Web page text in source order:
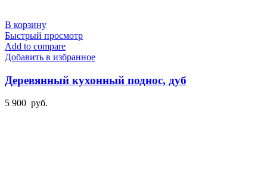
В корзину
Быстрый просмотр
Add to compare
Добавить в избранное
Деревянный кухонный поднос, дуб
5 900 руб.